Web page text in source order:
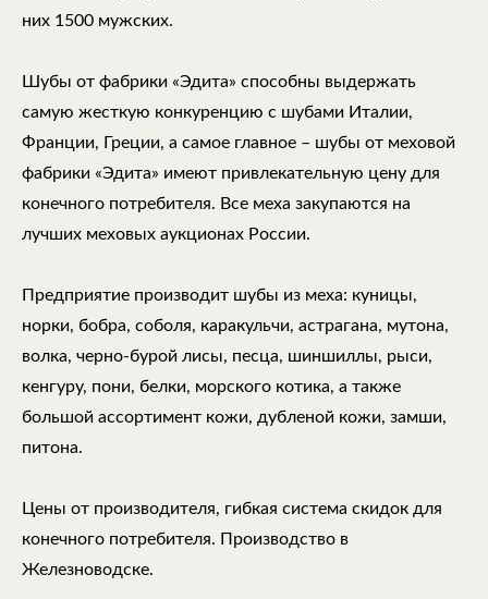
них 1500 мужских.
Шубы от фабрики «Эдита» способны выдержать
самую жесткую конкуренцию с шубами Италии,
Франции, Греции, а самое главное – шубы от меховой
фабрики «Эдита» имеют привлекательную цену для
конечного потребителя. Все меха закупаются на
лучших меховых аукционах России.
Предприятие производит шубы из меха: куницы,
норки, бобра, соболя, каракульчи, астрагана, мутона,
волка, черно-бурой лисы, песца, шиншиллы, рыси,
кенгуру, пони, белки, морского котика, а также
большой ассортимент кожи, дубленой кожи, замши,
питона.
Цены от производителя, гибкая система скидок для
конечного потребителя. Производство в
Железноводске.